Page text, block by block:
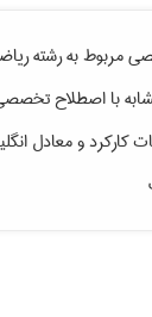
مربوط به رشته
با اصطلاح
کارکردو معادل